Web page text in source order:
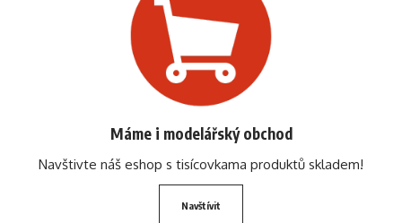
Máme i modelářský obchod
Navštivte náš eshop s tisícovkama produktů skladem!
Navštívit